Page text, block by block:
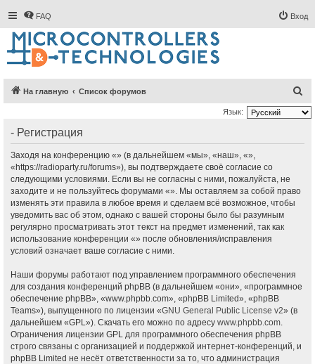
FAQ Вход
На главную Список форумов
о
Язык:
- Регистрация
Заходя на конференцию «» (в дальнейшем «мы», «наш», «»,
«https://radioparty.ru/forums»), вы подтверждаете своё согласие со
следующими условиями. Если вы не согласны с ними, пожалуйста, не
заходите и не пользуйтесь форумами «». Мы оставляем за собой право
изменять эти правила в любое время и сделаем всё возможное, чтобы
уведомить вас об этом, однако с вашей стороны было бы разумным
регулярно просматривать этот текст на предмет изменений, так как
использование конференции «» после обновления/исправления
условий означает ваше согласие с ними.
Наши форумы работают под управлением программного обеспечения
для создания конференций phpBB (в дальнейшем «они», «программное
обеспечение phpBB», «www.phpbb.com», «phpBB Limited», «phpBB
Teams»), выпущенного по лицензии «GNU General Public License v2» (в
дальнейшем «GPL»). Скачать его можно по адресу www.phpbb.com.
Ограничения лицензии GPL для программного обеспечения phpBB
строго связаны с организацией и поддержкой интернет-конференций, и
phpBB Limited не несёт ответственности за то, что администрация